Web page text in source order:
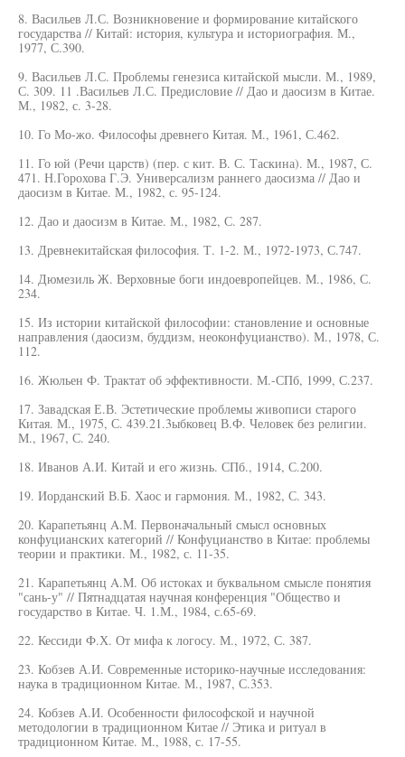
8. Васильев Л.С. Возникновение и формирование китайского
государства // Китай: история, культура и историография. М.,
1977, С.390.
9. Васильев Л.С. Проблемы генезиса китайской мысли. М., 1989,
С. 309. 11 .Васильев Л.С. Предисловие // Дао и даосизм в Китае.
М., 1982, с. 3-28.
10. Го Мо-жо. Философы древнего Китая. М., 1961, С.462.
11. Го юй (Речи царств) (пер. с кит. В. С. Таскина). М., 1987, С.
471. Н.Горохова Г.Э. Универсализм раннего даосизма // Дао и
даосизм в Китае. М., 1982, с. 95-124.
12. Дао и даосизм в Китае. М., 1982, С. 287.
13. Древнекитайская философия. Т. 1-2. М., 1972-1973, С.747.
14. Дюмезиль Ж. Верховные боги индоевропейцев. М., 1986, С.
234.
15. Из истории китайской философии: становление и основные
направления (даосизм, буддизм, неоконфуцианство). М., 1978, С.
112.
16. Жюльен Ф. Трактат об эффективности. М.-СПб, 1999, С.237.
17. Завадская Е.В. Эстетические проблемы живописи старого
Китая. М., 1975, С. 439.21.3ыбковец В.Ф. Человек без религии.
М., 1967, С. 240.
18. Иванов А.И. Китай и его жизнь. СПб., 1914, С.200.
19. Иорданский В.Б. Хаос и гармония. М., 1982, С. 343.
20. Карапетьянц A.M. Первоначальный смысл основных
конфуцианских категорий // Конфуцианство в Китае: проблемы
теории и практики. М., 1982, с. 11-35.
21. Карапетьянц A.M. Об истоках и буквальном смысле понятия
"сань-у" // Пятнадцатая научная конференция "Общество и
государство в Китае. Ч. 1.М., 1984, с.65-69.
22. Кессиди Ф.Х. От мифа к логосу. М., 1972, С. 387.
23. Кобзев А.И. Современные историко-научные исследования:
наука в традиционном Китае. М., 1987, С.353.
24. Кобзев А.И. Особенности философской и научной
методологии в традиционном Китае // Этика и ритуал в
традиционном Китае. М., 1988, с. 17-55.